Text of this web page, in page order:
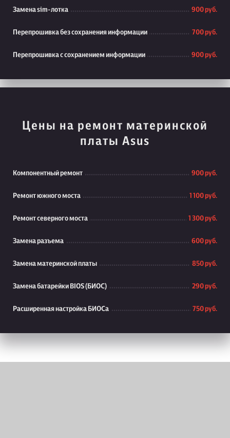
Замена sim-лотка 900 руб.
Перепрошивка без сохранения информации 700 руб.
Перепрошивка с сохранением информации 900 руб.
Цены на ремонт материнской
платы Asus
Компонентный ремонт 900 руб.
Ремонт южного моста 1 100 руб.
Ремонт северного моста 1 300 руб.
Замена разъема 600 руб.
Замена материнской платы 850 руб.
Замена батарейки BIOS (БИОС) 290 руб.
Расширенная настройка БИОСа 750 руб.